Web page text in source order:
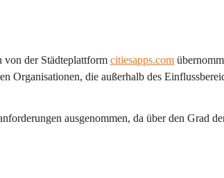
von der Städteplattform citiesapps.com
Organisationen, die außerhalb des
ausgenommen, da über den Grad